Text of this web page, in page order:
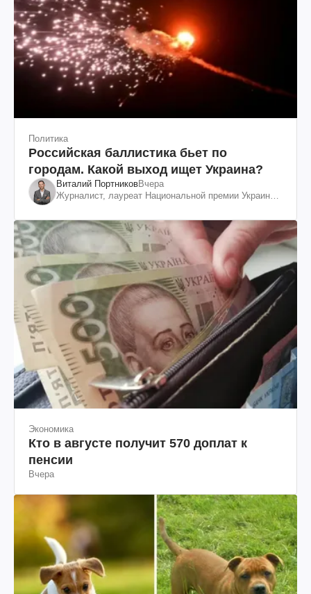
Политика
Российская баллистика бьет по
городам. Какой выход ищет Украина?
Виталий ПортниковВчера
Журналист, лауреат Национальной премии Украины
Экономика
Кто в августе получит 570 доплат к
пенсии
Вчера